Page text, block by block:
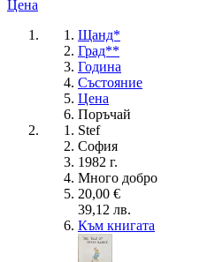
Цена
Щанд*
Град**
Година
Състояние
Цена
Поръчай
Stef
София
1982 г.
Много добро
20,00 €
39,12 лв.
Към книгата